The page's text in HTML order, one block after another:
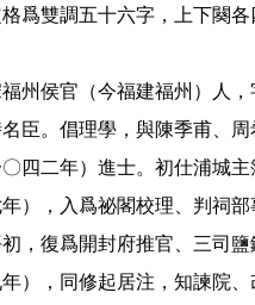
爲雙調五十六字，上下闋
州侯官（今福建福州）人
臣。倡理學，與陳季甫、
四二年）進士。初仕浦城
年），入爲祕閣校理、判祠
，復爲開封府推官、三司
年），同修起居注，知諫院